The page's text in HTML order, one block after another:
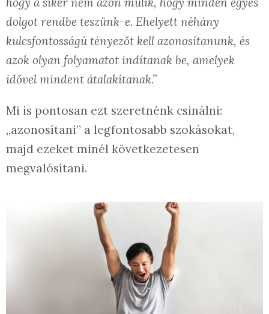
dolgot rendbe teszünk-e. Ehelyett néhány
kulcsfontosságú tényezőt kell azonosítanunk, és
azok olyan folyamatot indítanak be, amelyek
idővel mindent átalakítanak.”
Mi is pontosan ezt szeretnénk csinálni:
„azonosítani” a legfontosabb szokásokat,
majd ezeket minél következetesen
megvalósítani.